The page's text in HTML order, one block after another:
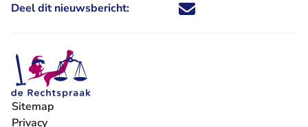
Deel dit nieuwsbericht: Deel dit nieuwsbericht via X -
Deel dit nieuwsbericht via
Deel dit nieuwsbericht
Deel dit
Sitemap
Privacy